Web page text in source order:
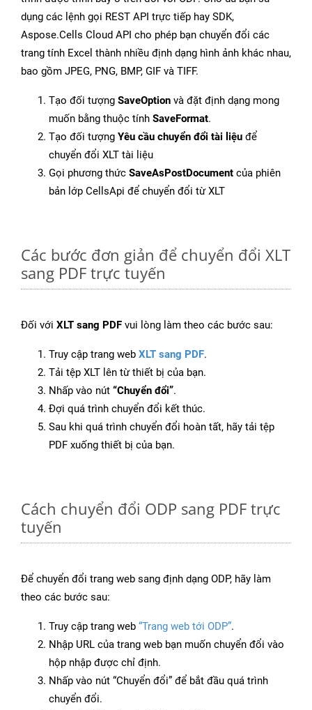
dụng các lệnh gọi REST API trực tiếp hay SDK,
Aspose.Cells Cloud API cho phép bạn chuyển đổi các
trang tính Excel thành nhiều định dạng hình ảnh khác nhau,
bao gồm JPEG, PNG, BMP, GIF và TIFF.
Tạo đối tượng SaveOption và đặt định dạng mong
muốn bằng thuộc tính SaveFormat.
Tạo đối tượng Yêu cầu chuyển đổi tài liệu để
chuyển đổi XLT tài liệu
Gọi phương thức SaveAsPostDocument của phiên
bản lớp CellsApi để chuyển đổi từ XLT
Các bước đơn giản để chuyển đổi XLT
sang PDF trực tuyến
Đối với XLT sang PDF vui lòng làm theo các bước sau:
Truy cập trang web XLT sang PDF.
Tải tệp XLT lên từ thiết bị của bạn.
Nhấp vào nút “Chuyển đổi”.
Đợi quá trình chuyển đổi kết thúc.
Sau khi quá trình chuyển đổi hoàn tất, hãy tải tệp
PDF xuống thiết bị của bạn.
Cách chuyển đổi ODP sang PDF trực
tuyến
Để chuyển đổi trang web sang định dạng ODP, hãy làm
theo các bước sau:
Truy cập trang web “Trang web tới ODP”.
Nhập URL của trang web bạn muốn chuyển đổi vào
hộp nhập được chỉ định.
Nhấp vào nút “Chuyển đổi” để bắt đầu quá trình
chuyển đổi.